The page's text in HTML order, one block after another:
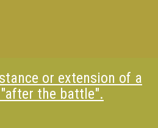
or extension of a
the battle".